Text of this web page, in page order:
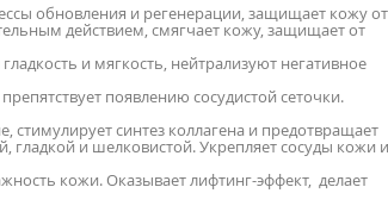
обновления и регенерации, защищает кожу от
действием, смягчает кожу, защищает от
и мягкость, нейтрализуют негативное
появлению сосудистой сеточки.
стимулирует синтез коллагена и предотвращает
гладкой и шелковистой. Укрепляет сосуды кожи и
кожи. Оказывает лифтинг-эффект, делает